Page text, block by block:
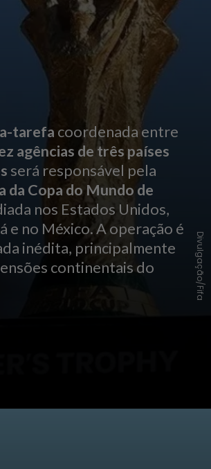
Divulgação/Fifa
tarefa coordenada entre
agências de três países
será responsável pela
da Copa do Mundo de
nos Estados Unidos,
e no México. A operação é
inédita, principalmente
continentais do